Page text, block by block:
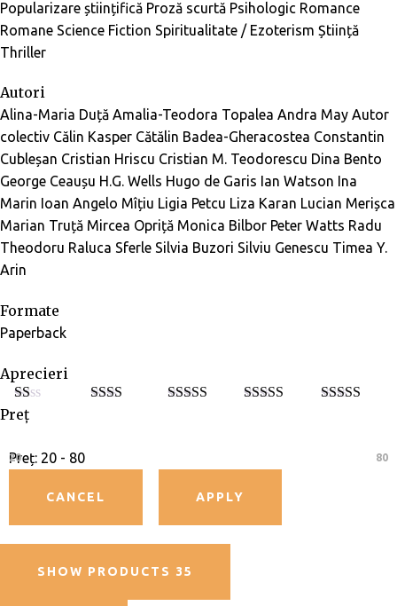
Popularizare științifică Proză scurtă Psihologic Romance
Romane Science Fiction Spiritualitate / Ezoterism Știință
Thriller
Autori
Alina-Maria Duță Amalia-Teodora Topalea Andra May Autor
colectiv Călin Kasper Cătălin Badea-Gheracostea Constantin
Cubleșan Cristian Hriscu Cristian M. Teodorescu Dina Bento
George Ceaușu H.G. Wells Hugo de Garis Ian Watson Ina
Marin Ioan Angelo Mîțiu Ligia Petcu Liza Karan Lucian Merișca
Marian Truță Mircea Opriță Monica Bilbor Peter Watts Radu
Theodoru Raluca Sferle Silvia Buzori Silviu Genescu Timea Y.
Arin
Formate
Paperback
Aprecieri
E
va
at
la
5
Preț
20 80
Preț: 20 - 80
SHOW PRODUCTS 35